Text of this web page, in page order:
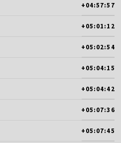
+04:57:57
+05:01:12
+05:02:54
+05:04:15
+05:04:42
+05:07:36
+05:07:45